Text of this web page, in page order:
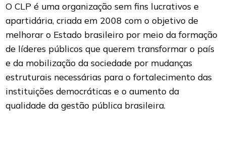
O CLP é uma organização sem fins lucrativos e
apartidária, criada em 2008 com o objetivo de
melhorar o Estado brasileiro por meio da formação
de líderes públicos que querem transformar o país
e da mobilização da sociedade por mudanças
estruturais necessárias para o fortalecimento das
instituições democráticas e o aumento da
qualidade da gestão pública brasileira.